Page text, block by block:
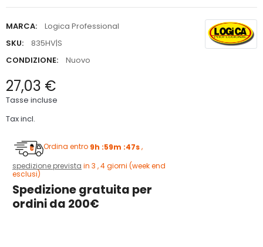
MARCA:
Logica Professional
SKU:
835HV|S
CONDIZIONE:
Nuovo
27,03 €
Tasse incluse
Tax incl.
Ordina entro 9h :59m :46s,
spedizione prevista in 3 , 4 giorni (week end
esclusi)
Spedizione gratuita per
ordini da 200€